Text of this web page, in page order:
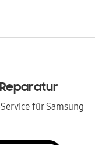
Reparatur
für Samsung